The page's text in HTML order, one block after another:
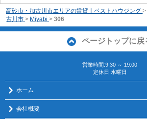
高砂市・加古川市エリアの賃貸｜ベストハウジング >
古川市 > Miyabi > 306
ページトップに戻
営業時間:9:30 ～ 19:00
定休日:水曜日
ホーム
会社概要